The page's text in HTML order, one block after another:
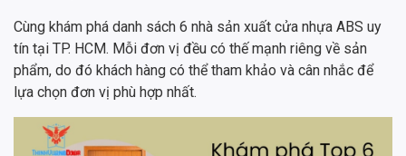
Cùng khám phá danh sách 6 nhà sản xuất cửa nhựa ABS uy
tín tại TP. HCM. Mỗi đơn vị đều có thế mạnh riêng về sản
phẩm, do đó khách hàng có thể tham khảo và cân nhắc để
lựa chọn đơn vị phù hợp nhất.